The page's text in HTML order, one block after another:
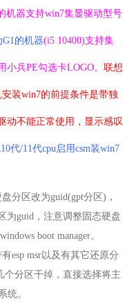
机器支持win7集显驱动型号
G1的机器(i5 10400)支持集
小兵PE勾选卡LOGO。联想
装win7的前提条件是带独
动不能正常使用，显示感叹
代/11代cpu启用csm装win7
分区改为guid(gpt分区)，
为guid，注意调整固态硬盘
boot manager。
esp msr以及有其它还原分
个分区干掉，直接选择将主
统。